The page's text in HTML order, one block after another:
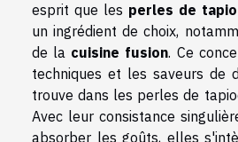
esprit que les perles de
un ingrédient de choix,
de la cuisine fusion. Ce
techniques et les saveurs de
trouve dans les perles de
Avec leur consistance
absorber les goûts, elles